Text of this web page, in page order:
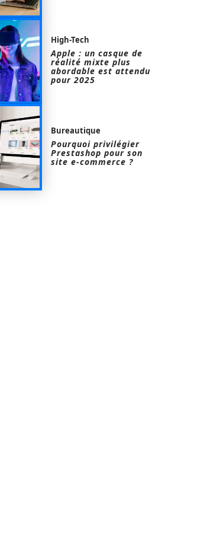
High-Tech
Apple : un casque de
réalité mixte plus
abordable est attendu
pour 2025
Bureautique
Pourquoi privilégier
Prestashop pour son
site e-commerce ?